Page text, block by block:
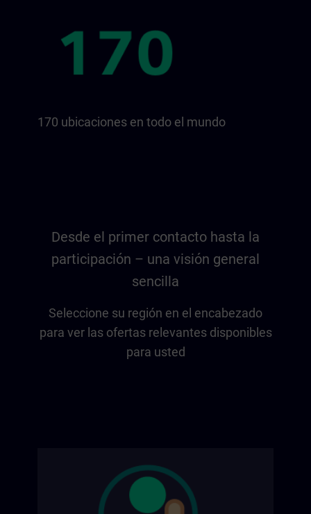
170 ubicaciones en todo el mundo
Desde el primer contacto hasta la
participación – una visión general
sencilla
Seleccione su región en el encabezado
para ver las ofertas relevantes disponibles
para usted